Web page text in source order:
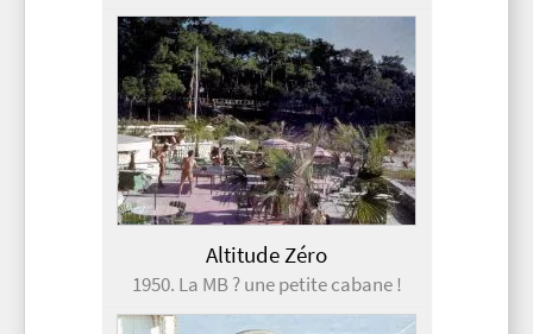
Altitude Zéro
1950. La MB ? une petite cabane !